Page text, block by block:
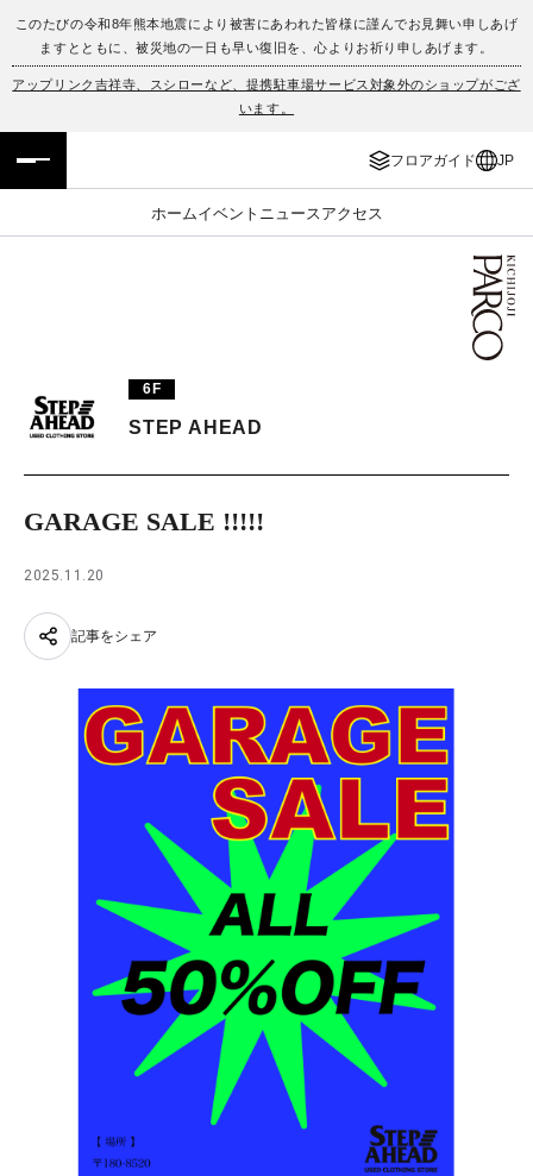
このたびの令和8年熊本地震により被害にあわれた皆様に謹んでお見舞い申しあげ
ますとともに、被災地の一日も早い復旧を、心よりお祈り申しあげます。
アップリンク吉祥寺、スシローなど、提携駐車場サービス対象外のショップがござ
います。
フロアガイド JP
ホームイベント ニュース アクセス
フロアガイド
イベント・ポップアップ
ニュース
PARCOメンバーズ
ENGLISH
簡体字
한국어
6F
STEP AHEAD
GARAGE SALE !!!!!
2025.11.20
記事をシェア